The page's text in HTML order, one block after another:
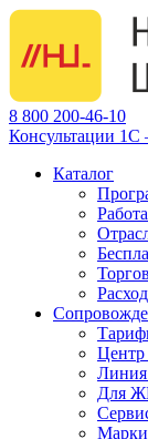
8 800 200-46-10
Консультации
Каталог
Центр
Линия
Для